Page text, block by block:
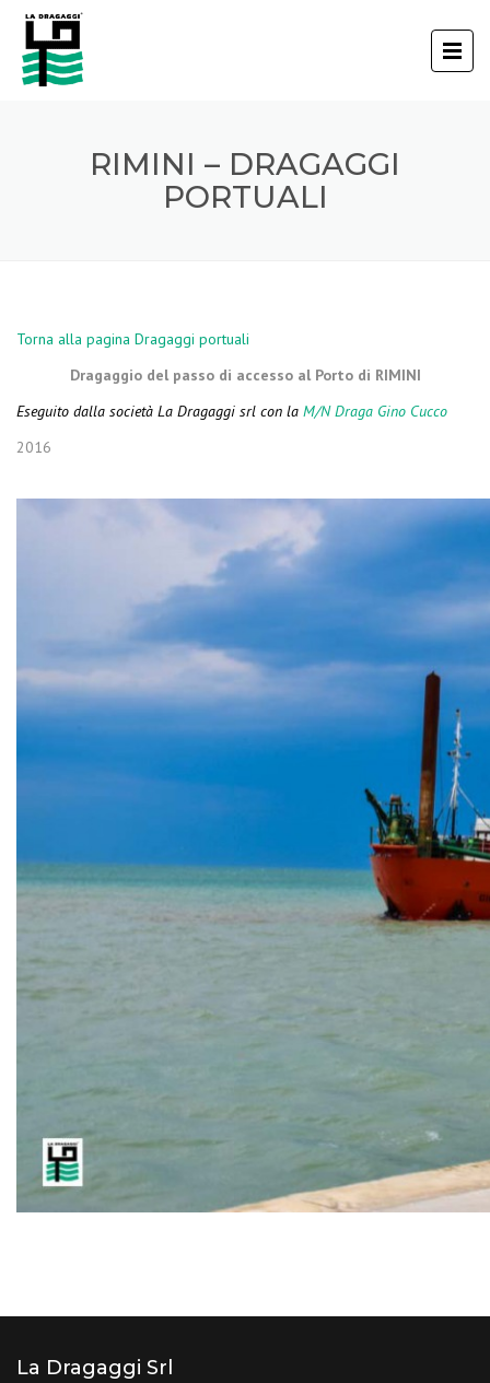
RIMINI – DRAGAGGI
PORTUALI
Torna alla pagina Dragaggi portuali
Dragaggio del passo di accesso al Porto di RIMINI
Eseguito dalla società La Dragaggi srl con la M/N Draga Gino Cucco
2016
La Dragaggi Srl